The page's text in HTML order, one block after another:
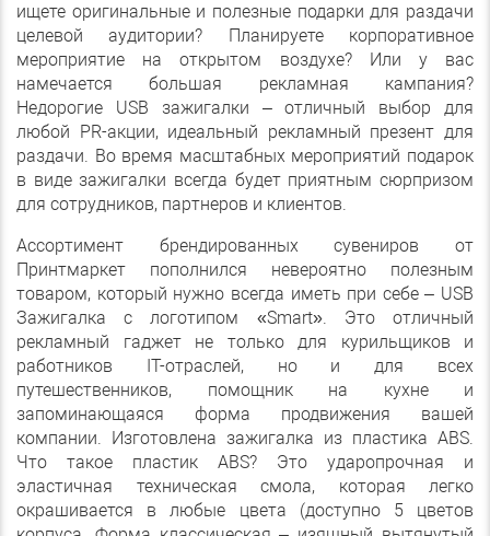
ищете оригинальные и полезные подарки для раздачи
целевой аудитории? Планируете корпоративное
мероприятие на открытом воздухе? Или у вас
намечается большая рекламная кампания?
Недорогие USB зажигалки – отличный выбор для
любой PR-акции, идеальный рекламный презент для
раздачи. Во время масштабных мероприятий подарок
в виде зажигалки всегда будет приятным сюрпризом
для сотрудников, партнеров и клиентов.
Ассортимент брендированных сувениров от
Принтмаркет пополнился невероятно полезным
товаром, который нужно всегда иметь при себе – USB
Зажигалка с логотипом «Smart». Это отличный
рекламный гаджет не только для курильщиков и
работников IT-отраслей, но и для всех
путешественников, помощник на кухне и
запоминающаяся форма продвижения вашей
компании. Изготовлена зажигалка из пластика ABS.
Что такое пластик ABS? Это ударопрочная и
эластичная техническая смола, которая легко
окрашивается в любые цвета (доступно 5 цветов